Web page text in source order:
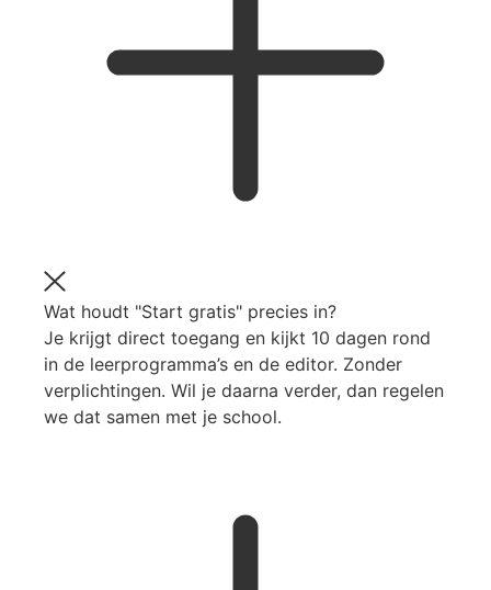
Wat houdt "Start gratis" precies in?
Je krijgt direct toegang en kijkt 10 dagen rond
in de leerprogramma’s en de editor. Zonder
verplichtingen. Wil je daarna verder, dan regelen
we dat samen met je school.